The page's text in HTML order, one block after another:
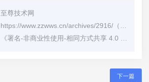
至尊技术网
https://www.zzwws.cn/archives/2916/ （转载时请注明本文出处及文章链接）
《署名-非商业性使用-相同方式共享 4.0 国际 (CC BY-NC-SA 4.0)
下一篇